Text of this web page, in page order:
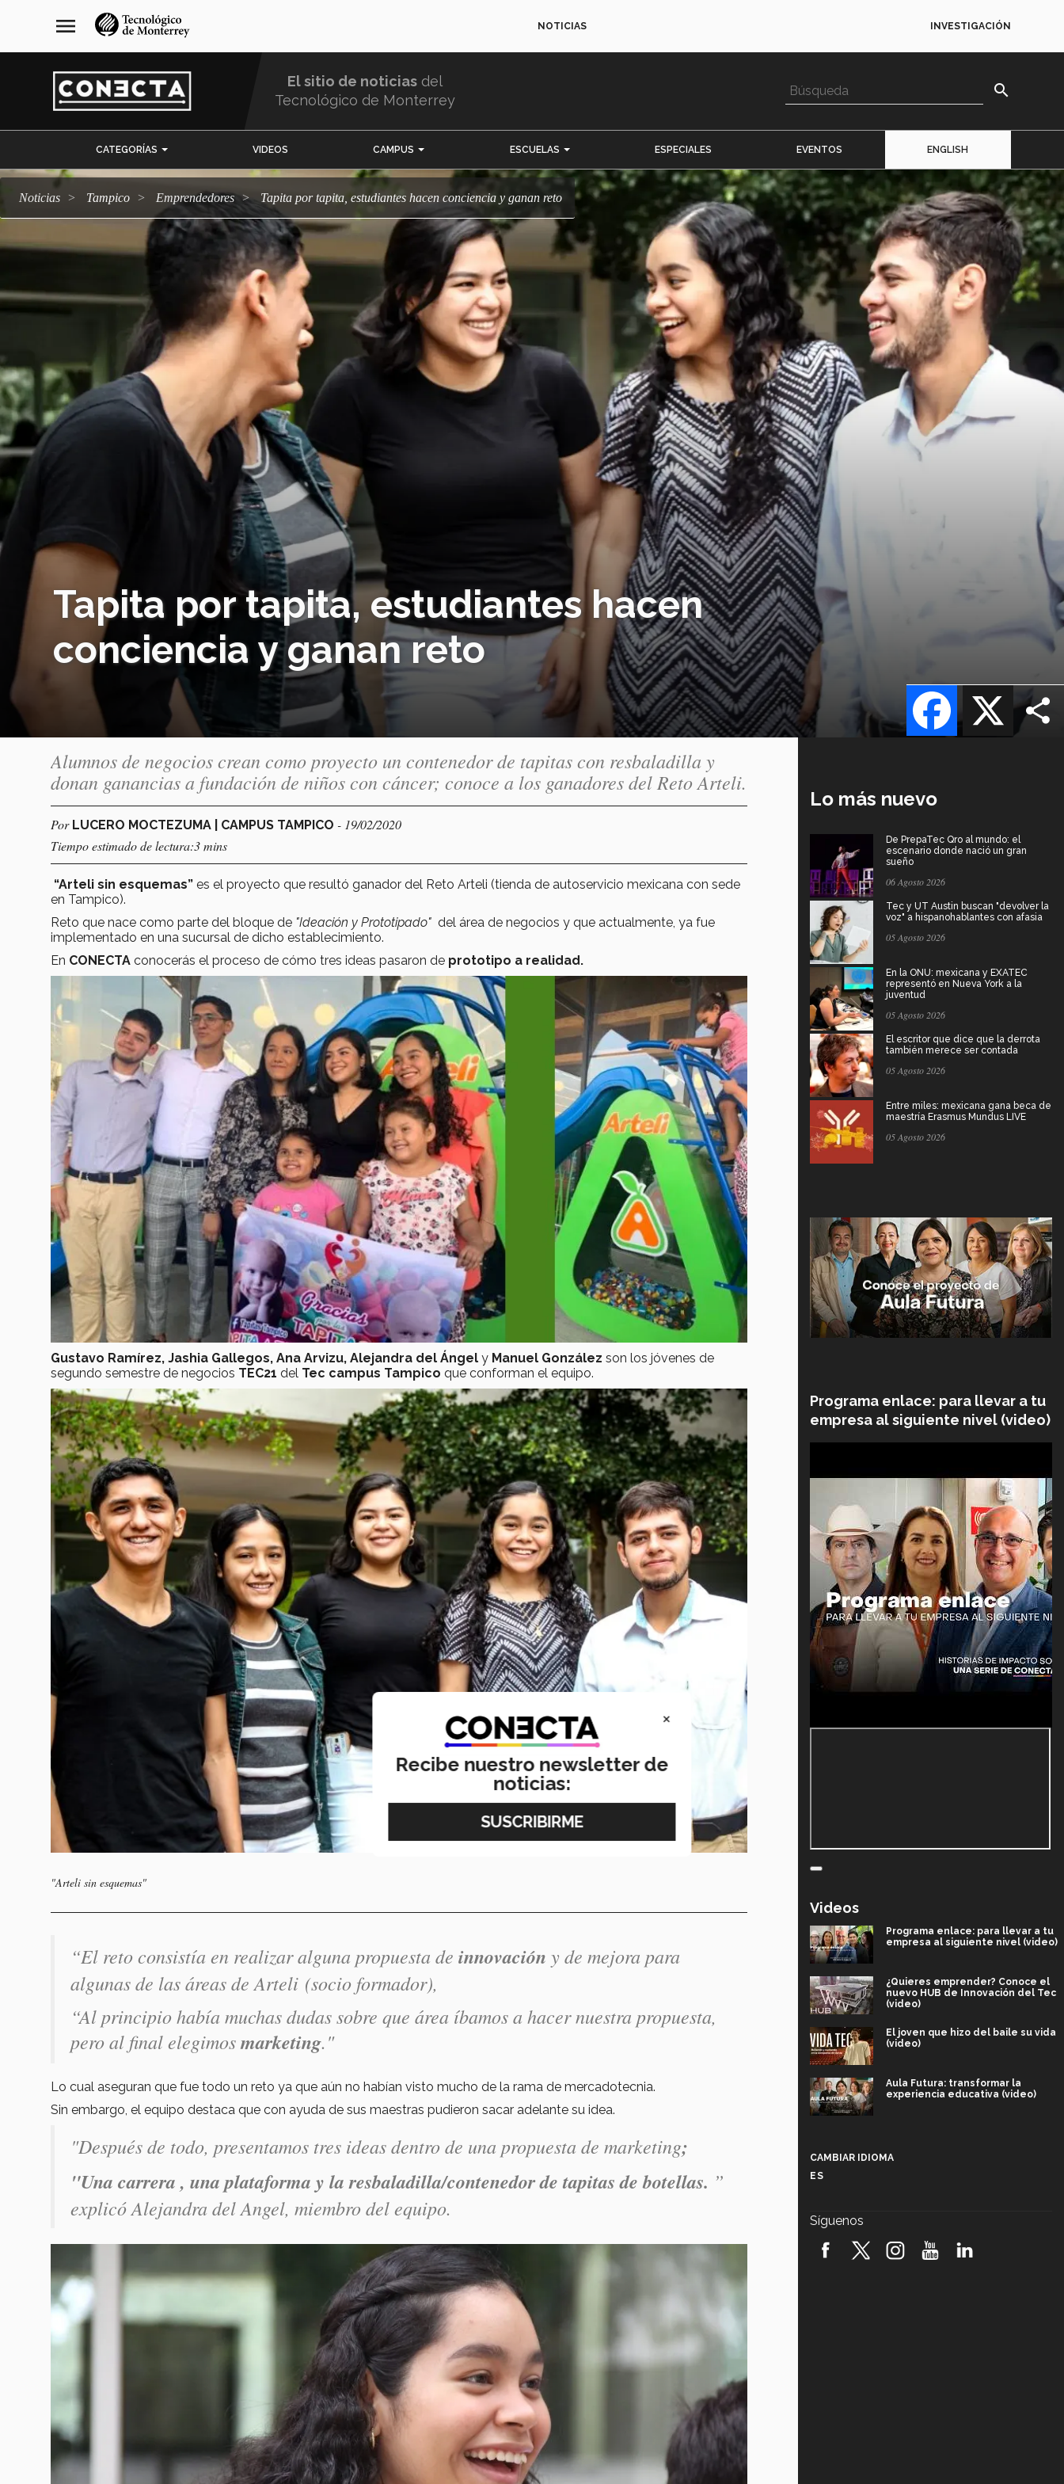
navegación
principal
menu NOTICIAS INVESTIGACIÓN
El sitio de noticias del
Tecnológico de Monterrey
search
CATEGORÍAS VIDEOS CAMPUS ESCUELAS ESPECIALES EVENTOS ENGLISH
Noticias Tampico emprendedores Tapita por tapita, estudiantes hacen conciencia y ganan reto
Tapita por tapita, estudiantes hacen
conciencia y ganan reto
X
Facebook
Alumnos de negocios crean como proyecto un contenedor de tapitas con resbaladilla y
donan ganancias a fundación de niños con cáncer; conoce a los ganadores del Reto Arteli.
Por LUCERO MOCTEZUMA | CAMPUS TAMPICO - 19/02/2020
Tiempo estimado de lectura:3 mins
“Arteli sin esquemas” es el proyecto que resultó ganador del Reto Arteli (tienda de autoservicio mexicana con sede
en Tampico).
Reto que nace como parte del bloque de "Ideación y Prototipado" del área de negocios y que actualmente, ya fue
implementado en una sucursal de dicho establecimiento.
En CONECTA conocerás el proceso de cómo tres ideas pasaron de prototipo a realidad.
Gustavo Ramírez, Jashia Gallegos, Ana Arvizu, Alejandra del Ángel y Manuel González son los jóvenes de
segundo semestre de negocios TEC21 del Tec campus Tampico que conforman el equipo.
"Arteli sin esquemas"
“El reto consistía en realizar alguna propuesta de innovación y de mejora para
algunas de las áreas de Arteli (socio formador),
“Al principio había muchas dudas sobre que área íbamos a hacer nuestra propuesta,
pero al final elegimosmarketing."
Lo cual aseguran que fue todo un reto ya que aún no habían visto mucho de la rama de mercadotecnia.
Sin embargo, el equipo destaca que con ayuda de sus maestras pudieron sacar adelante su idea.
"Después de todo, presentamos tres ideas dentro de una propuesta de marketing;
"Una carrera , una plataforma y la resbaladilla/contenedor de tapitas de botellas. ”
explicó Alejandra del Angel, miembro del equipo.
Lo más nuevo
De PrepaTec Qro al mundo: el
escenario donde nació un gran
sueño
06 Agosto 2026
Tec y UT Austin buscan "devolver la
voz" a hispanohablantes con afasia
05 Agosto 2026
En la ONU: mexicana y EXATEC
representó en Nueva York a la
juventud
05 Agosto 2026
El escritor que dice que la derrota
también merece ser contada
05 Agosto 2026
Entre miles: mexicana gana beca de
maestría Erasmus Mundus LIVE
05 Agosto 2026
Programa enlace: para llevar a tu
empresa al siguiente nivel (video)
Videos
Programa enlace: para llevar a tu
empresa al siguiente nivel (video)
¿Quieres emprender? Conoce el
nuevo HUB de Innovación del Tec
(video)
El joven que hizo del baile su vida
(video)
Aula Futura: transformar la
experiencia educativa (video)
robótica FIRST 2026! (video)
CAMBIAR IDIOMA
ES
Síguenos
×
Recibe nuestro newsletter de
noticias: